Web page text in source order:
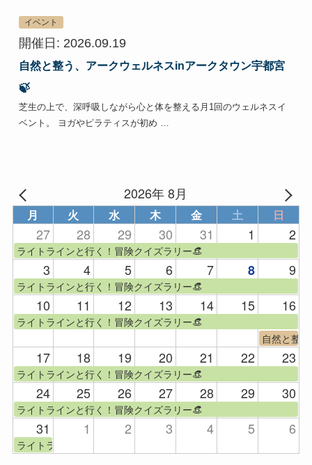
イベント
開催日: 2026.09.19
自然と整う、アークウェルネスinアークタウン宇都宮
🍃
芝生の上で、深呼吸しながら心と体を整える月1回のウェルネスイ
ベント。 ヨガやピラティスが初め …
2026年 8月
月 火 水 木 金 土 日
27 28 29 30 31 1 2
ライトラインと行く！冒険クイズラリー👒
3 4 5 6 7 8 9
ライトラインと行く！冒険クイズラリー👒
10 11 12 13 14 15 16
ライトラインと行く！冒険クイズラリー👒
自然と整
17 18 19 20 21 22 23
ライトラインと行く！冒険クイズラリー👒
24 25 26 27 28 29 30
ライトラインと行く！冒険クイズラリー👒
31 1 2 3 4 5 6
ライトラインと行く！冒険クイズラリー👒